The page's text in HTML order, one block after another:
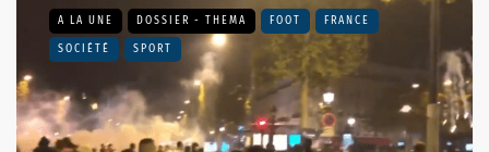
A LA UNE DOSSIER - THEMA FOOT FRANCE
SOCIÉTÉ SPORT